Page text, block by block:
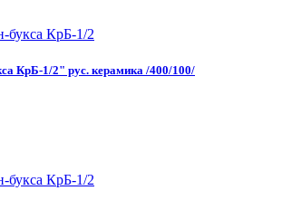
КрБ-1/2" рус. керамика /400/100/